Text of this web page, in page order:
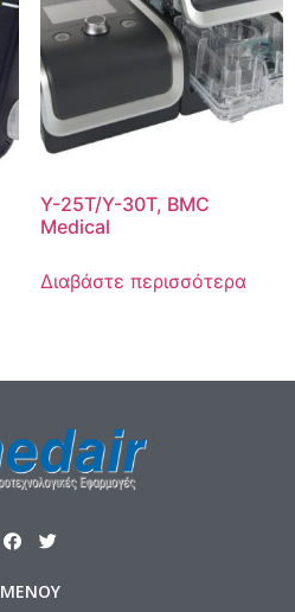
Y-25T/Y-30T, BMC
Medical
Διαβάστε περισσότερα
ΜΕΝΟΥ